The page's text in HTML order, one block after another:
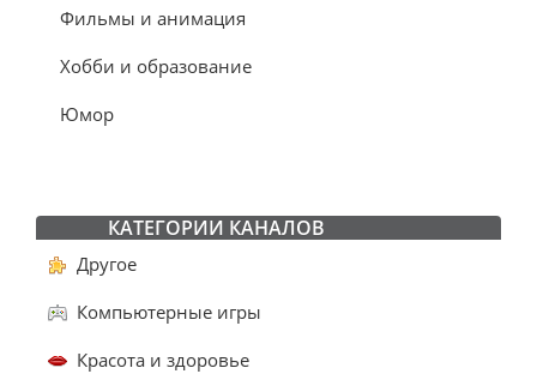
Фильмы и анимация
Хобби и образование
Юмор
КАТЕГОРИИ КАНАЛОВ
Другое
Компьютерные игры
Красота и здоровье